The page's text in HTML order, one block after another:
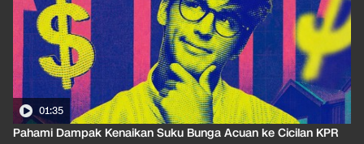
01:35
Pahami Dampak Kenaikan Suku Bunga Acuan ke Cicilan KPR